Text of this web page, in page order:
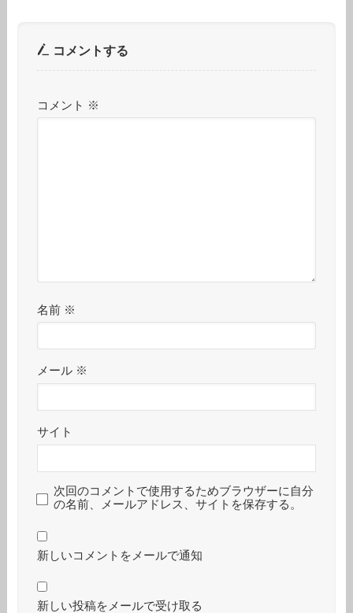
コメントする
コメント ※
名前 ※
メール ※
サイト
次回のコメントで使用するためブラウザーに自分
の名前、メールアドレス、サイトを保存する。
新しいコメントをメールで通知
新しい投稿をメールで受け取る